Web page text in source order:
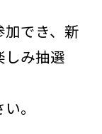
でき、新
しみ抽選
。